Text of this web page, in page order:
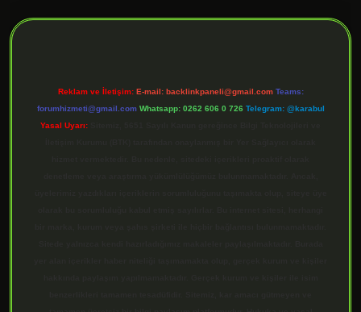
Reklam ve İletişim: E-mail: backlinkpaneli@gmail.com Teams:
forumhizmeti@gmail.com Whatsapp: 0262 606 0 726 Telegram: @karabul
Yasal Uyarı: